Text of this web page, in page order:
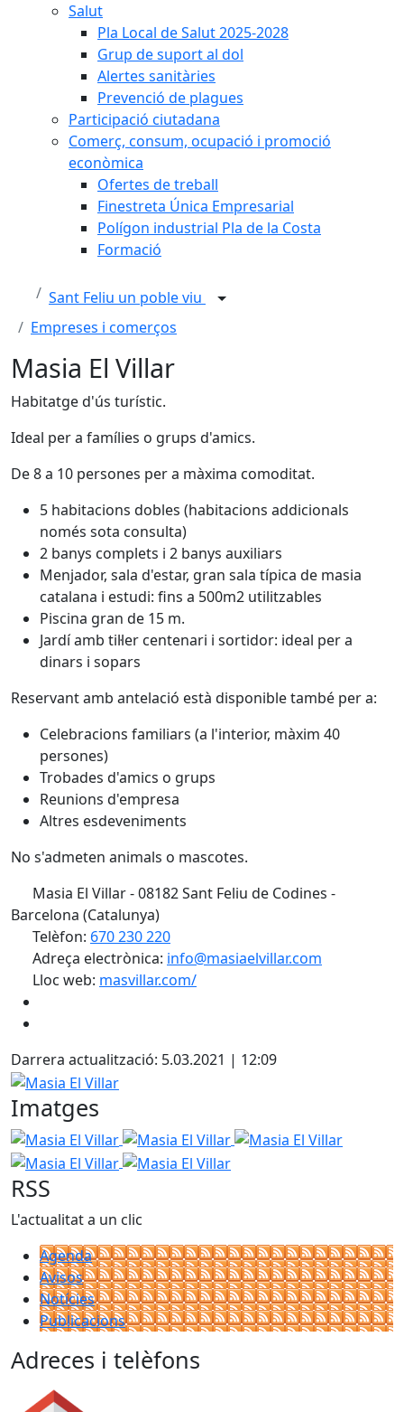
Salut
Pla Local de Salut 2025-2028
Grup de suport al dol
Alertes sanitàries
Prevenció de plagues
Participació ciutadana
Comerç, consum, ocupació i promoció
econòmica
Ofertes de treball
Finestreta Única Empresarial
Polígon industrial Pla de la Costa
Formació
Sant Feliu un poble viu
Empreses i comerços
Masia El Villar
Habitatge d'ús turístic.
Ideal per a famílies o grups d'amics.
De 8 a 10 persones per a màxima comoditat.
5 habitacions dobles (habitacions addicionals
només sota consulta)
2 banys complets i 2 banys auxiliars
Menjador, sala d'estar, gran sala típica de masia
catalana i estudi: fins a 500m2 utilitzables
Piscina gran de 15 m.
Jardí amb til·ler centenari i sortidor: ideal per a
dinars i sopars
Reservant amb antelació està disponible també per a:
Celebracions familiars (a l'interior, màxim 40
persones)
Trobades d'amics o grups
Reunions d'empresa
Altres esdeveniments
No s'admeten animals o mascotes.
Masia El Villar - 08182 Sant Feliu de Codines -
Barcelona (Catalunya)
Telèfon: 670 230 220
Adreça electrònica: info@masiaelvillar.com
Lloc web: masvillar.com/
Darrera actualització: 5.03.2021 | 12:09
Masia El Villar
Imatges
Masia El Villar Masia El Villar Masia El Villar
Masia El
Masia El Villar
RSS
L'actualitat a un clic
Agenda
Avisos
Notícies
Publicacions
Adreces i telèfons